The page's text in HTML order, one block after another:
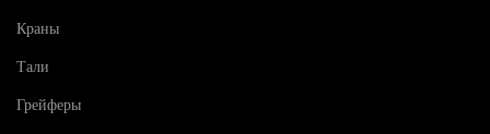
Краны
Тали
Грейферы